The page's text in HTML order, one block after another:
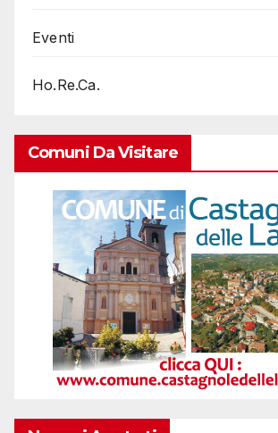
Eventi
Ho.Re.Ca.
Comuni Da Visitare